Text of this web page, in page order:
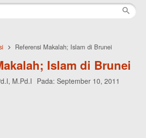
Referensi Makalah; Islam di Brunei
Islam di Brunei
M.Pd.I Pada: September 10, 2011